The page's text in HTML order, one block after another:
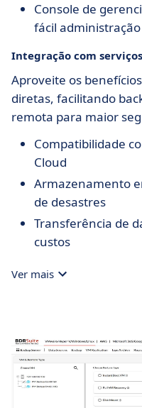
Console de
fácil administração
Integração com
Aproveite os
diretas, facilitando
remota para maior
Compatibilidade
Cloud
Armazenamento
de desastres
Transferência de
custos
Ver mais